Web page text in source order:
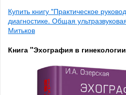
Купить книгу "Практическое
диагностике. Общая
Митьков
Книга "Эхография в